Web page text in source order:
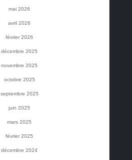
mai 2026
avril 2026
février 2026
décembre 2025
novembre 2025
octobre 2025
septembre 2025
juin 2025
mars 2025
février 2025
décembre 2024